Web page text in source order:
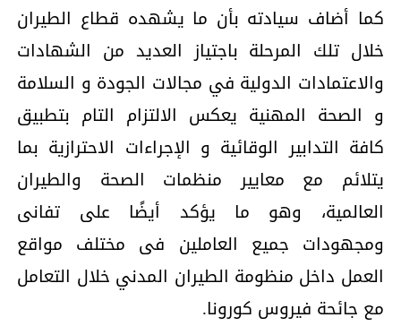
كما أضاف سيادته بأن ما يشهده قطاع الطيران
خلال تلك المرحلة باجتياز العديد من الشهادات
والاعتمادات الدولية في مجالات الجودة و السلامة
و الصحة المهنية يعكس الالتزام التام بتطبيق
كافة التدابير الوقائية و الإجراءات الاحترازية بما
يتلائم مع معايير منظمات الصحة والطيران
العالمية، وهو ما يؤكد أيضًا على تفانى
ومجهودات جميع العاملين فى مختلف مواقع
العمل داخل منظومة الطيران المدني خلال التعامل
مع جائحة فيروس كورونا.